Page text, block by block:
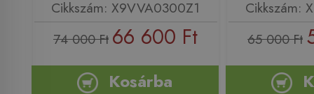
Cikkszám: X9VVA0300Z1
74 000 Ft 66 600 Ft
Kosárba
Cikkszám:
65 000 Ft